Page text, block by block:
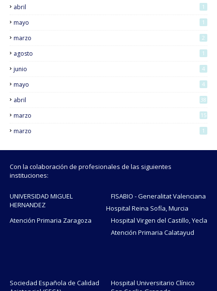
abril 1
mayo 1
marzo 2
agosto 1
junio 4
mayo 4
abril 38
marzo 15
marzo 1
Con la colaboración de profesionales de las siguientes
instituciones:
UNIVERSIDAD MIGUEL
HERNANDEZ
FISABIO - Generalitat Valenciana
Hospital Reina Sofía, Murcia
Hospital Virgen del Castillo, Yecla
Atención Primaria Zaragoza
Atención Primaria Calatayud
Sociedad Española de Calidad
Hospital Universitario Clínico